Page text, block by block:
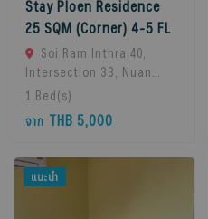
Stay Ploen Residence
25 SQM (Corner) 4-5 FL
Soi Ram Inthra 40,
Intersection 33, Nuan
Chan Subdistrict, Bueng
Kum District, Bangkok
10230, Thailand., Bangkok,
1 Bed(s)
จาก THB 5,000
แนะนำ